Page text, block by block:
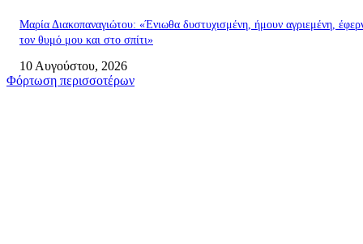
Μαρία Διακοπαναγιώτου: «Ένιωθα δυστυχισμένη, ήμουν αγριεμένη,
τον θυμό μου και στο σπίτι»
10 Αυγούστου, 2026
Φόρτωση περισσοτέρων